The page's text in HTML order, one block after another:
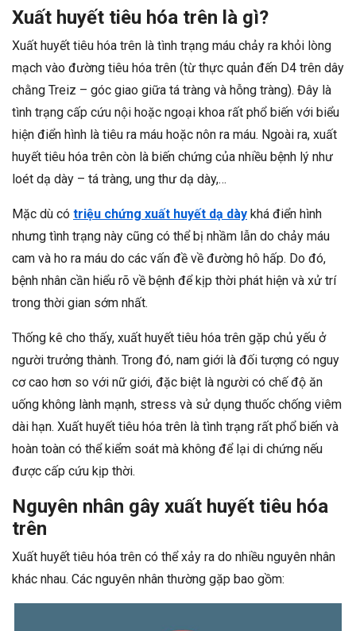
Xuất huyết tiêu hóa trên là gì?
Xuất huyết tiêu hóa trên là tình trạng máu chảy ra khỏi lòng
mạch vào đường tiêu hóa trên (từ thực quản đến D4 trên dây
chằng Treiz – góc giao giữa tá tràng và hỗng tràng). Đây là
tình trạng cấp cứu nội hoặc ngoại khoa rất phổ biến với biểu
hiện điển hình là tiêu ra máu hoặc nôn ra máu. Ngoài ra, xuất
huyết tiêu hóa trên còn là biến chứng của nhiều bệnh lý như
loét dạ dày – tá tràng, ung thư dạ dày,…
Mặc dù có triệu chứng xuất huyết dạ dày khá điển hình
nhưng tình trạng này cũng có thể bị nhầm lẫn do chảy máu
cam và ho ra máu do các vấn đề về đường hô hấp. Do đó,
bệnh nhân cần hiểu rõ về bệnh để kịp thời phát hiện và xử trí
trong thời gian sớm nhất.
Thống kê cho thấy, xuất huyết tiêu hóa trên gặp chủ yếu ở
người trưởng thành. Trong đó, nam giới là đối tượng có nguy
cơ cao hơn so với nữ giới, đặc biệt là người có chế độ ăn
uống không lành mạnh, stress và sử dụng thuốc chống viêm
dài hạn. Xuất huyết tiêu hóa trên là tình trạng rất phổ biến và
hoàn toàn có thể kiểm soát mà không để lại di chứng nếu
được cấp cứu kịp thời.
Nguyên nhân gây xuất huyết tiêu hóa
trên
Xuất huyết tiêu hóa trên có thể xảy ra do nhiều nguyên nhân
khác nhau. Các nguyên nhân thường gặp bao gồm: